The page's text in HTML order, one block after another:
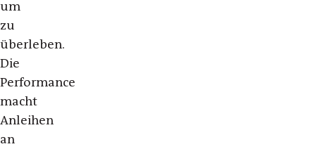
um
zu
überleben.
Die
Performance
macht
Anleihen
an